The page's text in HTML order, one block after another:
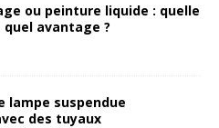
ou peinture liquide : quelle
avantage ?
lampe suspendue
des tuyaux